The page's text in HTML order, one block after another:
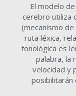
El modelo
cerebro utiliza
(mecanismo
ruta léxica,
fonológica es
palabra, la
velocidad y
posibilitarán